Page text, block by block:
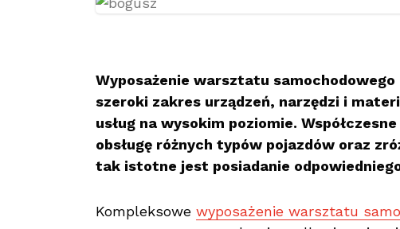
Wyposażenie warsztatu
szeroki zakres urządzeń, narzędzi i
usług na wysokim poziomie.
obsługę różnych typów pojazdów oraz
tak istotne jest posiadanie
Kompleksowe wyposażenie warsztatu